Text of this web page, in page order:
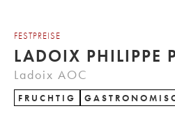
FESTPREISE
Ladoix AOC
FRUCHTIG